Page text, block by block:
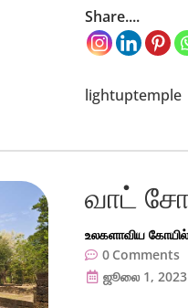
Share....
lightuptemple
வாட்
உலகளாவிய
0 Comments
ஜூலை 1, 2023